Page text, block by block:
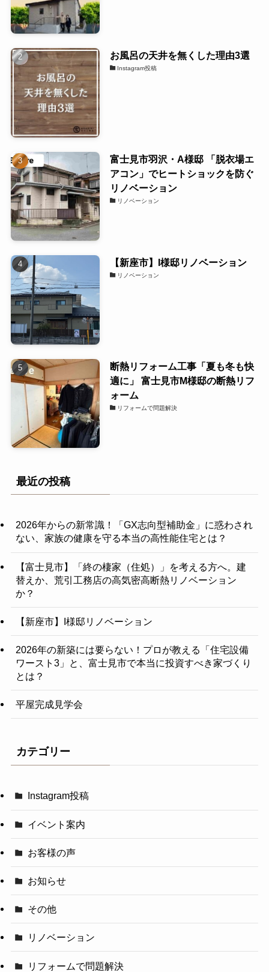
お風呂の天井を無くした理由3選
Instagram投稿
富士見市羽沢・A様邸 「脱衣場エ
アコン」でヒートショックを防ぐ
リノベーション
リノベーション
【新座市】I様邸リノベーション
リノベーション
断熱リフォーム工事「夏も冬も快
適に」 富士見市M様邸の断熱リフ
ォーム
リフォームで問題解決
最近の投稿
2026年からの新常識！「GX志向型補助金」に惑わされ
ない、家族の健康を守る本当の高性能住宅とは？
【富士見市】「終の棲家（住処）」を考える方へ。建
替えか、荒引工務店の高気密高断熱リノベーション
か？
【新座市】I様邸リノベーション
2026年の新築には要らない！プロが教える「住宅設備
ワースト3」と、富士見市で本当に投資すべき家づくり
とは？
平屋完成見学会
カテゴリー
Instagram投稿
イベント案内
お客様の声
お知らせ
その他
リノベーション
リフォームで問題解決